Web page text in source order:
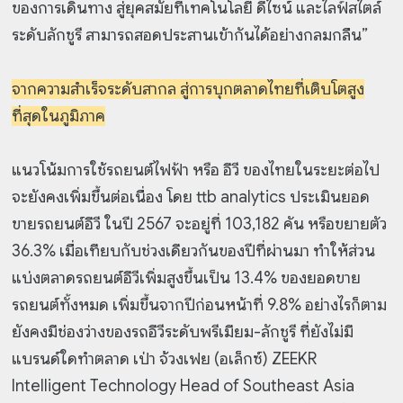
ของการเดินทาง สู่ยุคสมัยที่เทคโนโลยี ดีไซน์ และไลฟ์สไตล์
ระดับลักชูรี สามารถสอดประสานเข้ากันได้อย่างกลมกลืน”
จากความสำเร็จระดับสากล สู่การบุกตลาดไทยที่เติบโตสูง
ที่สุดในภูมิภาค
แนวโน้มการใช้รถยนต์ไฟฟ้า หรือ อีวี ของไทยในระยะต่อไป
จะยังคงเพิ่มขึ้นต่อเนื่อง โดย ttb analytics ประเมินยอด
ขายรถยนต์อีวี ในปี 2567 จะอยู่ที่ 103,182 คัน หรือขยายตัว
36.3% เมื่อเทียบกับช่วงเดียวกันของปีที่ผ่านมา ทำให้ส่วน
แบ่งตลาดรถยนต์อีวีเพิ่มสูงขึ้นเป็น 13.4% ของยอดขาย
รถยนต์ทั้งหมด เพิ่มขึ้นจากปีก่อนหน้าที่ 9.8% อย่างไรก็ตาม
ยังคงมีช่องว่างของรถอีวีระดับพรีเมียม-ลักชูรี ที่ยังไม่มี
แบรนด์ใดทำตลาด เป่า จ้วงเฟย (อเล็กซ์) ZEEKR
Intelligent Technology Head of Southeast Asia